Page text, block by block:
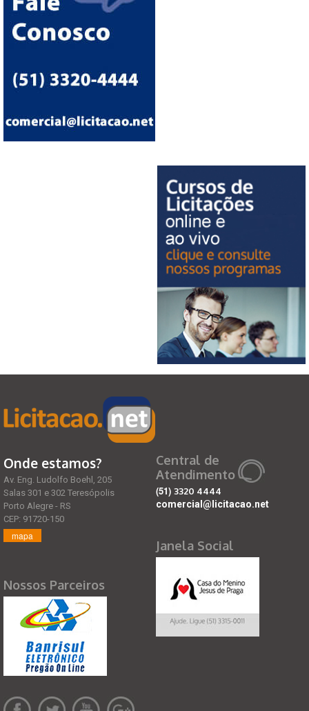
Onde estamos?
Av. Eng. Ludolfo Boehl, 205
Salas 301 e 302 Teresópolis
Porto Alegre - RS
CEP: 91720-150
mapa
Nossos Parceiros
Central de
Atendimento
(51) 3320 4444
comercial@licitacao.net
Janela Social